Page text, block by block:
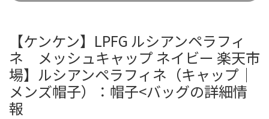
【ケンケン】LPFG ルシアンペラフィ
ネ メッシュキャップ ネイビー 楽天市
場】ルシアンペラフィネ（キャップ｜
メンズ帽子）：帽子<バッグの詳細情
報